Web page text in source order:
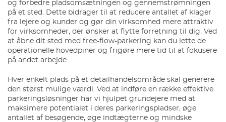
og forbedre pladsomsætningen og gennemstrømningen
på et sted. Dette bidrager til at reducere antallet af klager
fra lejere og kunder og gør din virksomhed mere attraktiv
for virksomheder, der ønsker at flytte forretning til dig. Ved
at åbne dit sted med free-flow-parkering kan du lette de
operationelle hovedpiner og frigøre mere tid til at fokusere
på andet arbejde.
Hver enkelt plads på et detailhandelsområde skal generere
den størst mulige værdi. Ved at indføre en række effektive
parkeringsløsninger har vi hjulpet grundejere med at
maksimere potentialet i deres parkeringspladser, øge
antallet af besøgende, øge indtægterne og mindske